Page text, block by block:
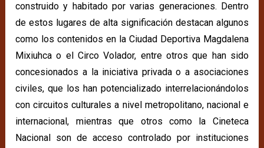
construido y habitado por varias generaciones. Dentro
de estos lugares de alta significación destacan algunos
como los contenidos en la Ciudad Deportiva Magdalena
Mixiuhca o el Circo Volador, entre otros que han sido
concesionados a la iniciativa privada o a asociaciones
civiles, que los han potencializado interrelacionándolos
con circuitos culturales a nivel metropolitano, nacional e
internacional, mientras que otros como la Cineteca
Nacional son de acceso controlado por instituciones